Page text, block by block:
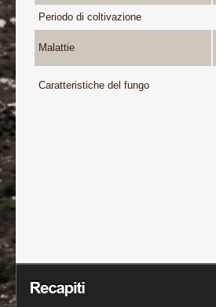
Periodo di coltivazione
Malattie
Caratteristiche del fungo